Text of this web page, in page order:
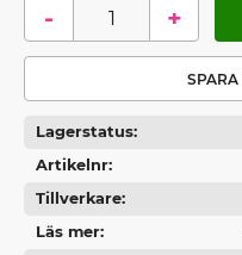
+
-
Lagerstatus
Artikelnr
Tillverkare
Läs mer